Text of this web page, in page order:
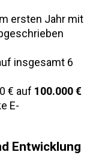
ersten Jahr mit
insgesamt 6
€ auf 100.000 €
E-
Entwicklung